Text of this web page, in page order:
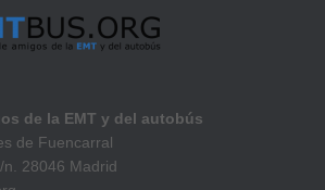
de la EMT y del autobús
de Fuencarral
28046 Madrid